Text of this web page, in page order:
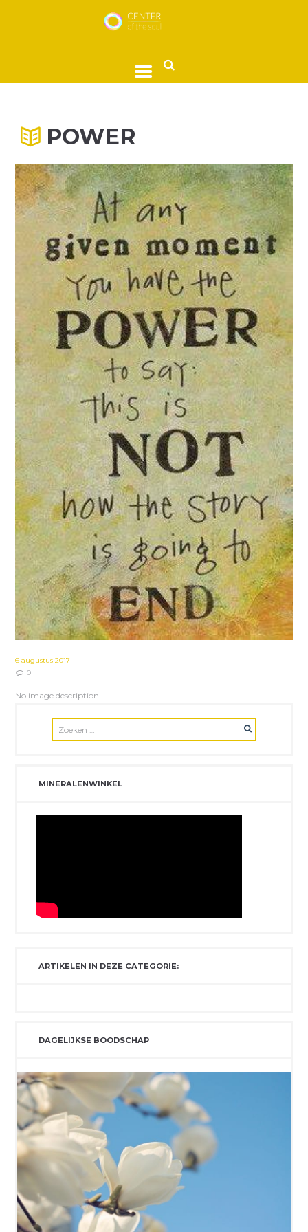
POWER
6 augustus 2017
0
No image description ...
MINERALENWINKEL
ARTIKELEN IN DEZE CATEGORIE:
DAGELIJKSE BOODSCHAP